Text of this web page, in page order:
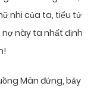
nhi của ta, tiểu tử
này ta nhất định
Mân đứng, bảy